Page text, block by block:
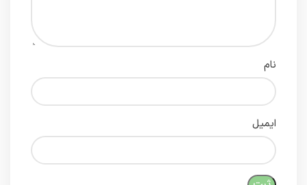
نام
ایمیل